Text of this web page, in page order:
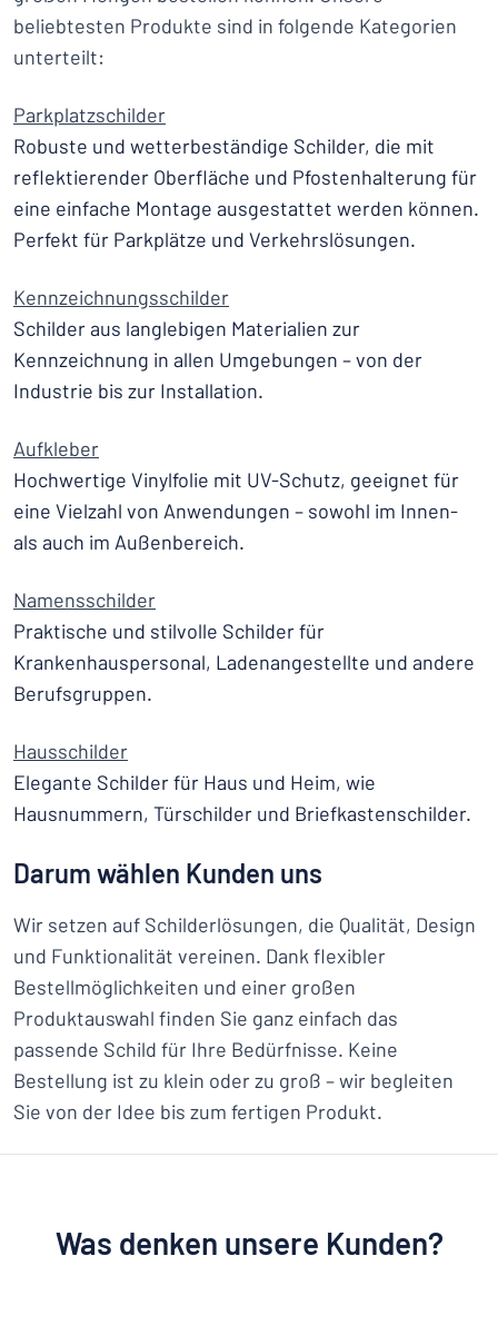
beliebtesten Produkte sind in folgende Kategorien
unterteilt:
Parkplatzschilder
Robuste und wetterbeständige Schilder, die mit
reflektierender Oberfläche und Pfostenhalterung für
eine einfache Montage ausgestattet werden können.
Perfekt für Parkplätze und Verkehrslösungen.
Kennzeichnungsschilder
Schilder aus langlebigen Materialien zur
Kennzeichnung in allen Umgebungen – von der
Industrie bis zur Installation.
Aufkleber
Hochwertige Vinylfolie mit UV-Schutz, geeignet für
eine Vielzahl von Anwendungen – sowohl im Innen-
als auch im Außenbereich.
Namensschilder
Praktische und stilvolle Schilder für
Krankenhauspersonal, Ladenangestellte und andere
Berufsgruppen.
Hausschilder
Elegante Schilder für Haus und Heim, wie
Hausnummern, Türschilder und Briefkastenschilder.
Darum wählen Kunden uns
Wir setzen auf Schilderlösungen, die Qualität, Design
und Funktionalität vereinen. Dank flexibler
Bestellmöglichkeiten und einer großen
Produktauswahl finden Sie ganz einfach das
passende Schild für Ihre Bedürfnisse. Keine
Bestellung ist zu klein oder zu groß – wir begleiten
Sie von der Idee bis zum fertigen Produkt.
Was denken unsere Kunden?